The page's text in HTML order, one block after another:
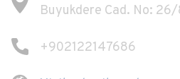
Buyukdere Cad. No:
+902122147686